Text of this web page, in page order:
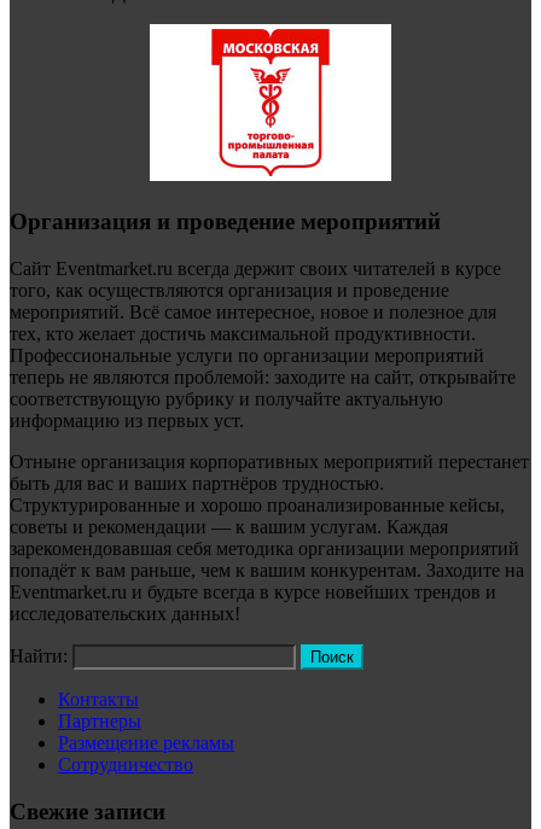
Организация и проведение мероприятий
Сайт Eventmarket.ru всегда держит своих читателей в курсе
того, как осуществляются организация и проведение
мероприятий. Всё самое интересное, новое и полезное для
тех, кто желает достичь максимальной продуктивности.
Профессиональные услуги по организации мероприятий
теперь не являются проблемой: заходите на сайт, открывайте
соответствующую рубрику и получайте актуальную
информацию из первых уст.
Отныне организация корпоративных мероприятий перестанет
быть для вас и ваших партнёров трудностью.
Структурированные и хорошо проанализированные кейсы,
советы и рекомендации — к вашим услугам. Каждая
зарекомендовавшая себя методика организации мероприятий
попадёт к вам раньше, чем к вашим конкурентам. Заходите на
Eventmarket.ru и будьте всегда в курсе новейших трендов и
исследовательских данных!
Найти:
Контакты
Партнеры
Размещение рекламы
Сотрудничество
Свежие записи